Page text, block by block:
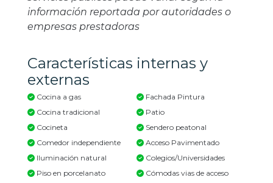
información reportada por autoridades o
empresas prestadoras
Características internas y
externas
Cocina a gas
Cocina tradicional
Cocineta
Comedor independiente
Iluminación natural
Piso en porcelanato
Fachada Pintura
Patio
Sendero peatonal
Acceso Pavimentado
Colegios/Universidades
Cómodas vias de acceso